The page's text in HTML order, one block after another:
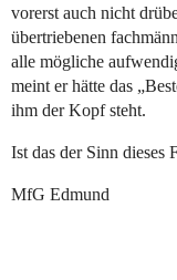
vorerst auch nicht
übertriebenen
alle mögliche
meint er hätte das
ihm der Kopf steht.
Ist das der Sinn dieses
MfG Edmund